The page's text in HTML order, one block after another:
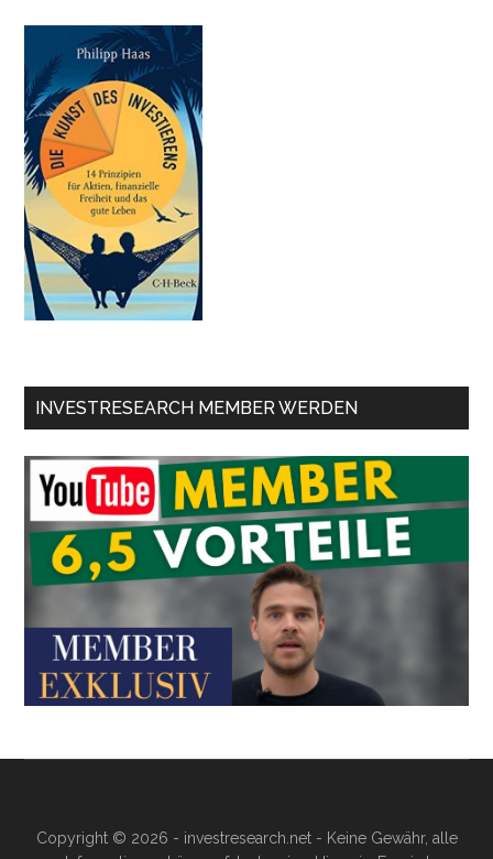
INVESTRESEARCH MEMBER WERDEN
Copyright © 2026 - investresearch.net - Keine Gewähr, alle